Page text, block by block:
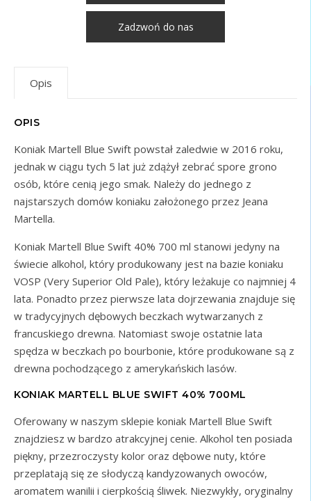
Zadzwoń do nas
Opis
OPIS
Koniak Martell Blue Swift powstał zaledwie w 2016 roku,
jednak w ciągu tych 5 lat już zdążył zebrać spore grono
osób, które cenią jego smak. Należy do jednego z
najstarszych domów koniaku założonego przez Jeana
Martella.
Koniak Martell Blue Swift 40% 700 ml stanowi jedyny na
świecie alkohol, który produkowany jest na bazie koniaku
VOSP (Very Superior Old Pale), który leżakuje co najmniej 4
lata. Ponadto przez pierwsze lata dojrzewania znajduje się
w tradycyjnych dębowych beczkach wytwarzanych z
francuskiego drewna. Natomiast swoje ostatnie lata
spędza w beczkach po bourbonie, które produkowane są z
drewna pochodzącego z amerykańskich lasów.
KONIAK MARTELL BLUE SWIFT 40% 700ML
Oferowany w naszym sklepie koniak Martell Blue Swift
znajdziesz w bardzo atrakcyjnej cenie. Alkohol ten posiada
piękny, przezroczysty kolor oraz dębowe nuty, które
przeplatają się ze słodyczą kandyzowanych owoców,
aromatem wanilii i cierpkością śliwek. Niezwykły, oryginalny